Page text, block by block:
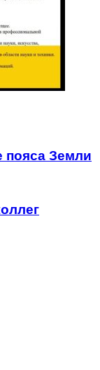
пояса Земли